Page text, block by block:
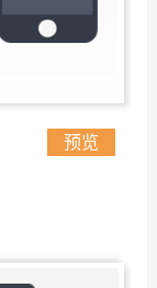
预览